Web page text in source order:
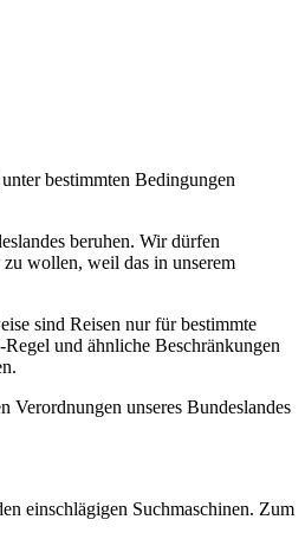
bestimmten Bedingungen
beruhen. Wir dürfen
zu wollen, weil das in unserem
sind Reisen nur für bestimmte
und ähnliche Beschränkungen
Verordnungen unseres Bundeslandes
einschlägigen Suchmaschinen. Zum